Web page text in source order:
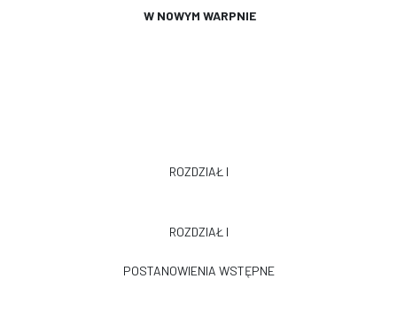
W NOWYM WARPNIE
ROZDZIAŁ I
ROZDZIAŁ I
POSTANOWIENIA WSTĘPNE